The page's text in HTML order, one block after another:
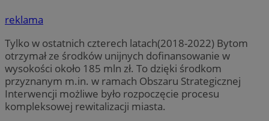
reklama
Tylko w ostatnich czterech latach(2018-2022) Bytom
otrzymał ze środków unijnych dofinansowanie w
wysokości około 185 mln zł. To dzięki środkom
przyznanym m.in. w ramach Obszaru Strategicznej
Interwencji możliwe było rozpoczęcie procesu
kompleksowej rewitalizacji miasta.